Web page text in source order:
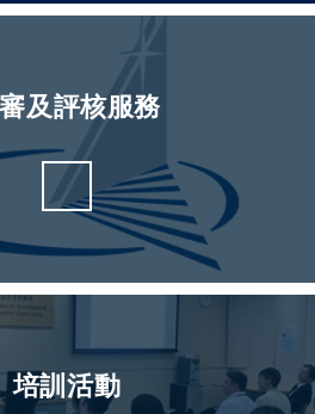
及評核服務
培訓活動